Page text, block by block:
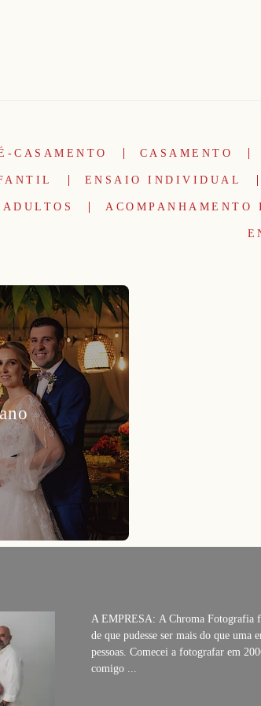
CASAMENTO CASAMENTO
ENSAIO INDIVIDUAL
ACOMPANHAMENTO
A EMPRESA: A Chroma Fotografia
de que pudesse ser mais do que
pessoas. Comecei a fotografar em
comigo ...